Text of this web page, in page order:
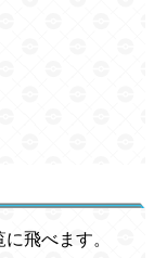
飛べます。